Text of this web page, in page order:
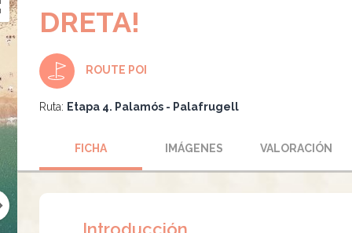
DRETA!
ROUTE POI
Ruta: Etapa 4. Palamós - Palafrugell
FICHA IMÁGENES VALORACIÓN